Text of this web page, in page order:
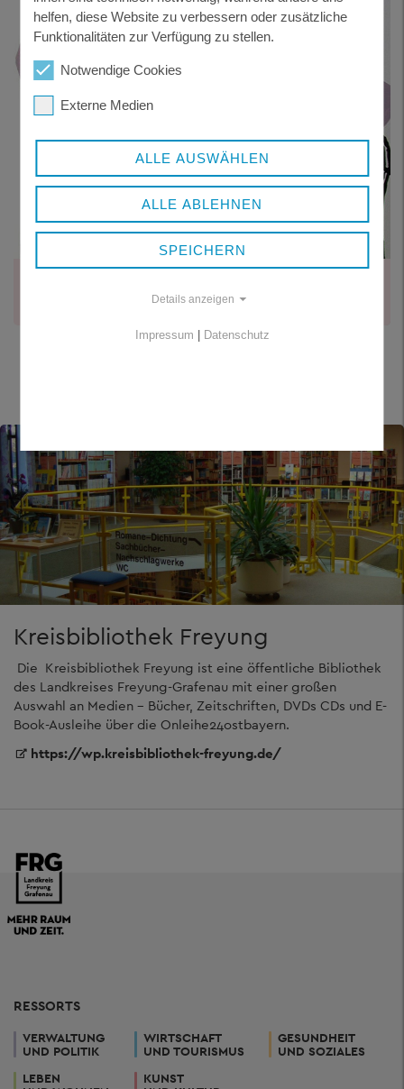
Zehn Künstlerinnen und Künstler – eine Mappe
Kreisbibliothek Freyung
Die Kreisbibliothek Freyung ist eine öffentliche Bibliothek
des Landkreises Freyung-Grafenau mit einer großen
Auswahl an Medien - Bücher, Zeitschriften, DVDs CDs und E-
Book-Ausleihe über die Onleihe24ostbayern.
https://wp.kreisbibliothek-freyung.de/
RESSORTS
VERWALTUNG
UND POLITIK
WIRTSCHAFT
UND TOURISMUS
GESUNDHEIT
UND SOZIALES
LEBEN
KUNST
helfen, diese Website zu verbessern oder zusätzliche
Funktionalitäten zur Verfügung zu stellen.
Notwendige Cookies
Externe Medien
ALLE AUSWÄHLEN
ALLE ABLEHNEN
SPEICHERN
Details anzeigen
Impressum Datenschutz